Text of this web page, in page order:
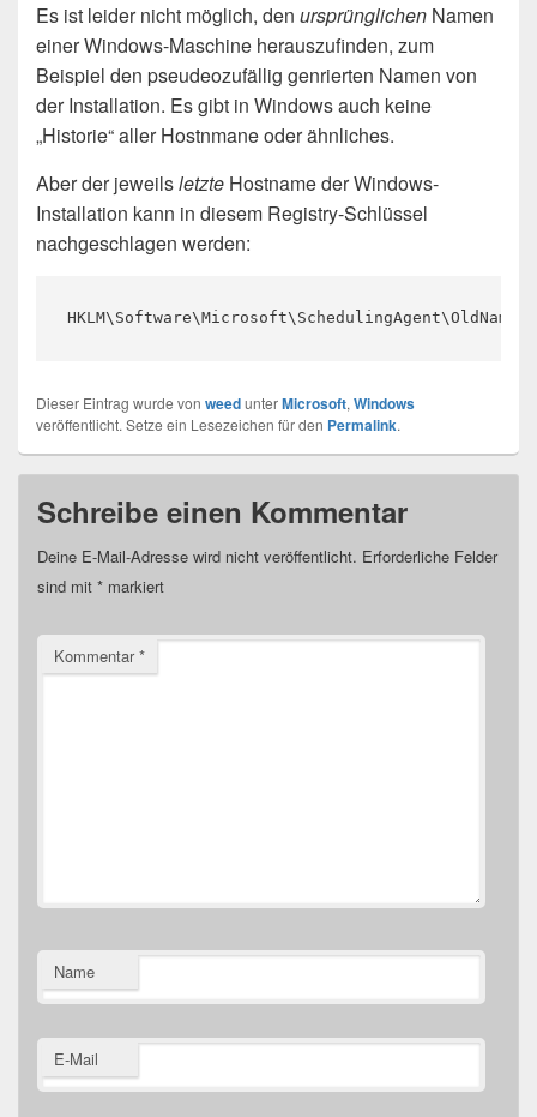
Es ist leider nicht möglich, den ursprünglichen Namen
einer Windows-Maschine herauszufinden, zum
Beispiel den pseudeozufällig genrierten Namen von
der Installation. Es gibt in Windows auch keine
„Historie“ aller Hostnmane oder ähnliches.
Aber der jeweilsletzte Hostname der Windows-
Installation kann in diesem Registry-Schlüssel
nachgeschlagen werden:
HKLM\Software\Microsoft\SchedulingAgent\OldName
Dieser Eintrag wurde von weedunterMicrosoft, Windows
veröffentlicht. Setze ein Lesezeichen für den Permalink.
Schreibe einen Kommentar
Deine E-Mail-Adresse wird nicht veröffentlicht. Erforderliche Felder
sind mit * markiert
Kommentar*
Name
E-Mail